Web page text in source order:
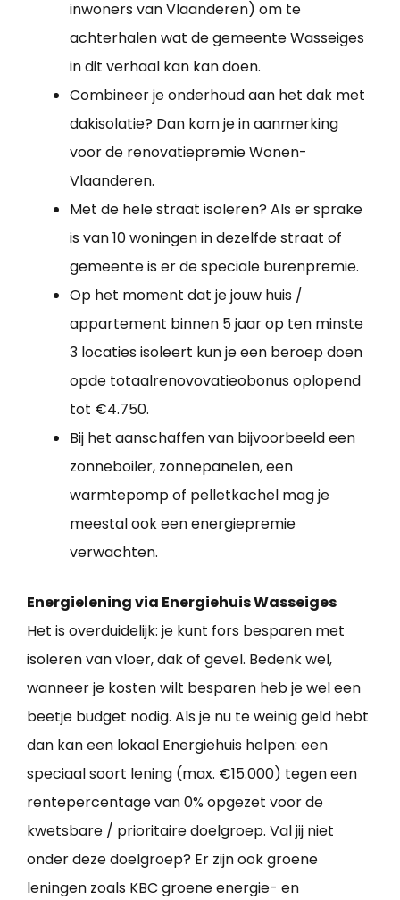
inwoners van Vlaanderen) om te
achterhalen wat de gemeente Wasseiges
in dit verhaal kan kan doen.
Combineer je onderhoud aan het dak met
dakisolatie? Dan kom je in aanmerking
voor de renovatiepremie Wonen-
Vlaanderen.
Met de hele straat isoleren? Als er sprake
is van 10 woningen in dezelfde straat of
gemeente is er de speciale burenpremie.
Op het moment dat je jouw huis /
appartement binnen 5 jaar op ten minste
3 locaties isoleert kun je een beroep doen
opde totaalrenovovatieobonus oplopend
tot €4.750.
Bij het aanschaffen van bijvoorbeeld een
zonneboiler, zonnepanelen, een
warmtepomp of pelletkachel mag je
meestal ook een energiepremie
verwachten.
Energielening via Energiehuis Wasseiges
Het is overduidelijk: je kunt fors besparen met
isoleren van vloer, dak of gevel. Bedenk wel,
wanneer je kosten wilt besparen heb je wel een
beetje budget nodig. Als je nu te weinig geld hebt
dan kan een lokaal Energiehuis helpen: een
speciaal soort lening (max. €15.000) tegen een
rentepercentage van 0% opgezet voor de
kwetsbare / prioritaire doelgroep. Val jij niet
onder deze doelgroep? Er zijn ook groene
leningen zoals KBC groene energie- en